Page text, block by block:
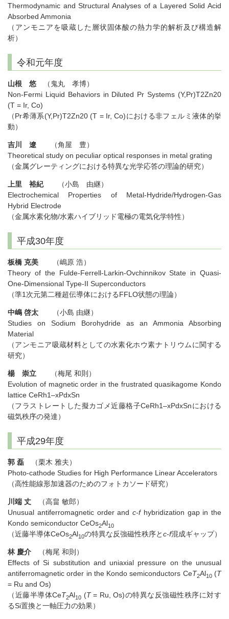
Thermodynamic and Structural Analyses of a Layered Solid Acid
Absorbed Ammonia
（アンモニアを吸蔵した層状固体酸の熱力学的解析及び構造解
析）
令和元年度
山根 悠 （鬼丸 孝博）
Non-Fermi Liquid Behaviors in Diluted Pr Systems (Y,Pr)T2Zn20
(T = Ir, Co)
（Pr希薄系(Y,Pr)T2Zn20 (T = Ir, Co)における非フェルミ液体的挙
動）
吉川 遼 （角屋 豊）
Theoretical study on peculiar optical responses in metal grating
（金属グレーティングにおける特異な光学応答の理論的研究）
上里 裕紀（小島 由継）
Electrochemical Properties of Metal-Hydride/Hydrogen-Gas
Hybrid Electrode
（金属水素化物/水素ハイブリッド電極の電気化学特性）
平成30年度
板橋 克美 （嶋原 浩）
Theory of the Fulde-Ferrell-Larkin-Ovchinnikov State in Quasi-
One-Dimensional Type-II Superconductors
（準1次元第二種超伝導体におけるFFLO状態の理論）
中嶋 啓太
（小島 由継）
Studies on Sodium Borohydride as an Ammonia Absorbing
Material
（アンモニア吸蔵材料としての水素化ホウ素ナトリウムに関する
研究）
楊 崇立 （梅尾 和則）
Evolution of magnetic order in the frustrated quasikagome Kondo
lattice CeRh1–xPdxSn
（フラストレートした擬カゴメ近藤格子CeRh1–xPdxSnにおける
磁気秩序の発達）
平成29年度
郭 磊
（栗木 雅夫）
Photo-cathode Studies for High Performance Linear Accelerators
（高性能線形加速器のためのフォトカソード研究）
川端 丈
（高畠 敏郎）
Unusual antiferromagnetic order and c-fhybridization gap in the
Kondo semiconductor CeOs2Al10
（近藤半導体CeOs2Al10の特異な反強磁性秩序とc-f混成ギャップ）
林 慶介
（梅尾 和則）
Effects of Si substitution and uniaxial pressure on the unusual
antiferromagnetic order in the Kondo semiconductors CeT2Al10(T
= Ru and Os)
（近藤半導体CeT2Al10 (T= Ru, Os)の特異な反強磁性秩序に対す
るSi置換と一軸圧力の効果）